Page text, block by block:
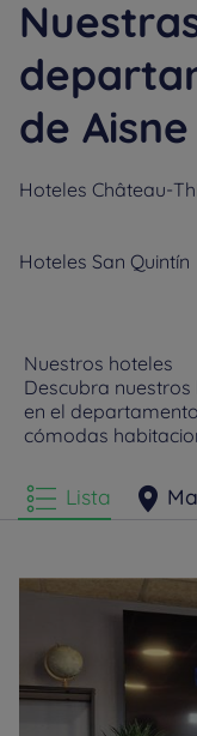
de Aisne
Hoteles Château-
Hoteles San Quintín
Nuestros hoteles
Descubra
en el
cómodas
Lista